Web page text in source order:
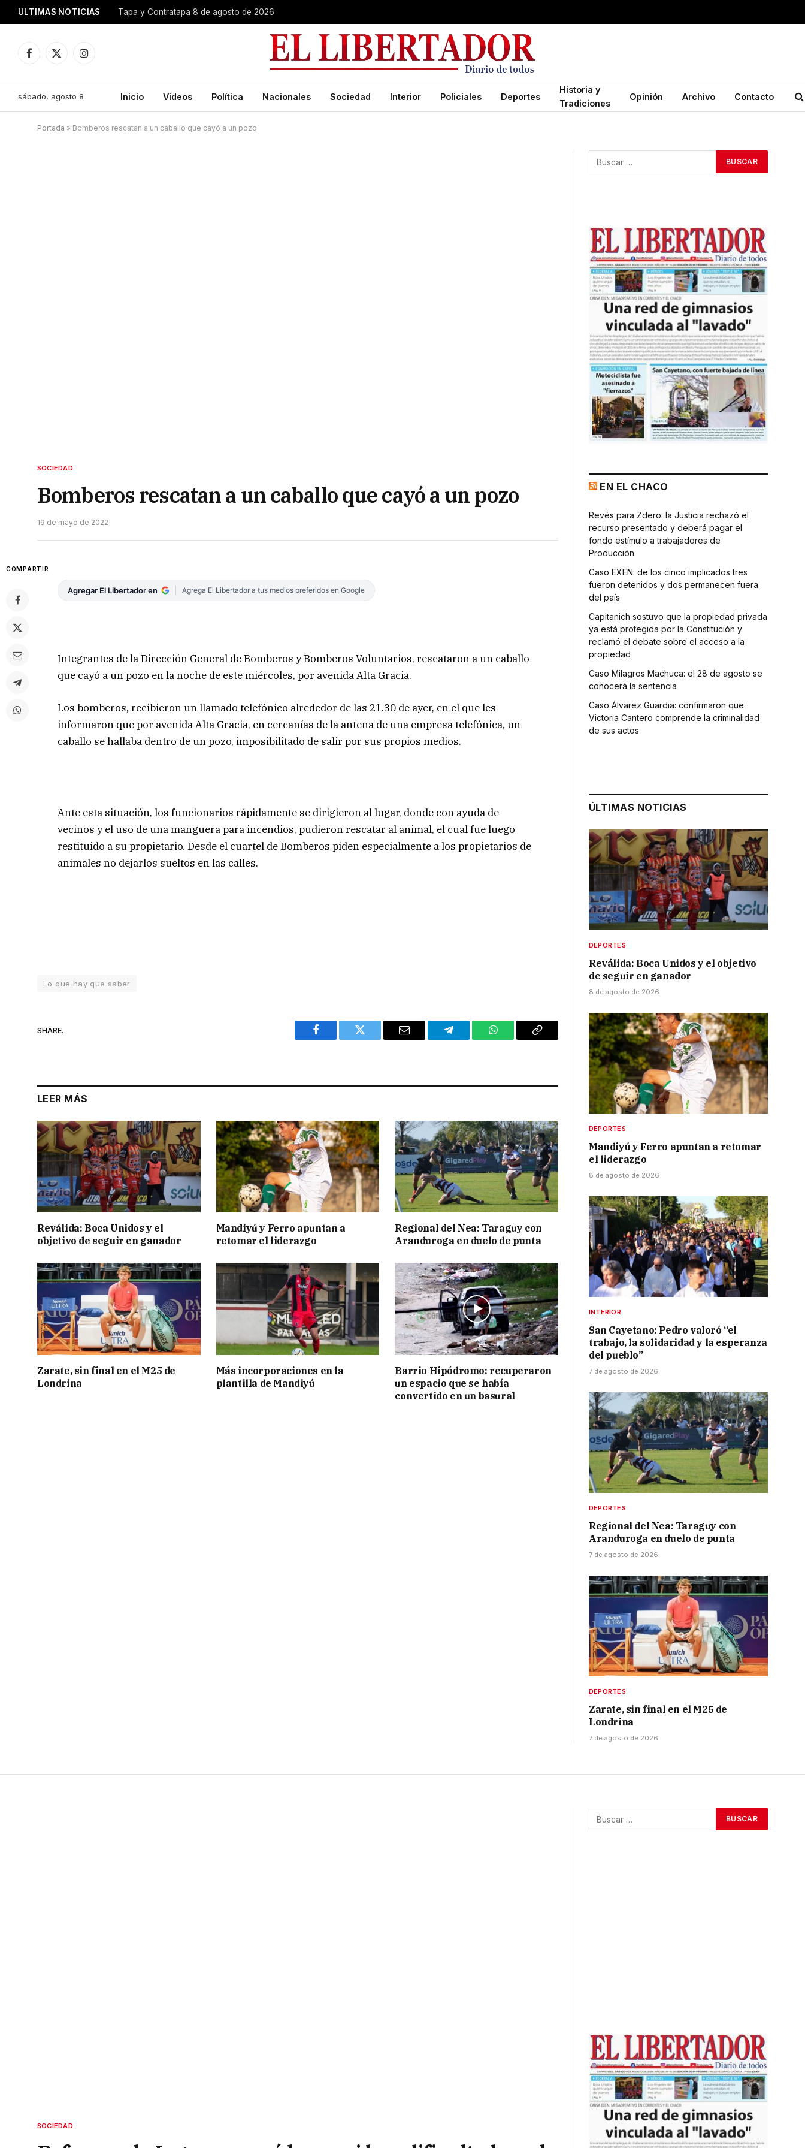
ULTIMAS NOTICIAS Tapa y Contratapa 8 de agosto de 2026
Facebook
X
Instagram
sábado, agosto 8 Inicio Videos Política Nacionales Sociedad Interior Policiales Deportes
Historia y
Tradiciones
Opinión Archivo Contacto
Portada » Bomberos rescatan a un caballo que cayó a un pozo
SOCIEDAD
Bomberos rescatan a un caballo que cayó a un pozo
19 de mayo de 2022
COMPARTIR
Agregar El Libertador en Agrega El Libertador a tus medios preferidos en Google
Integrantes de la Dirección General de Bomberos y Bomberos Voluntarios, rescataron a un caballo
que cayó a un pozo en la noche de este miércoles, por avenida Alta Gracia.
Los bomberos, recibieron un llamado telefónico alrededor de las 21.30 de ayer, en el que les
informaron que por avenida Alta Gracia, en cercanías de la antena de una empresa telefónica, un
caballo se hallaba dentro de un pozo, imposibilitado de salir por sus propios medios.
Ante esta situación, los funcionarios rápidamente se dirigieron al lugar, donde con ayuda de
vecinos y el uso de una manguera para incendios, pudieron rescatar al animal, el cual fue luego
restituido a su propietario. Desde el cuartel de Bomberos piden especialmente a los propietarios de
animales no dejarlos sueltos en las calles.
Lo que hay que saber
SHARE.
Facebook Twitter Email Telegram WhatsAppCopy
LEER MÁS
Reválida: Boca Unidos y el
objetivo de seguir en ganador
Mandiyú y Ferro apuntan a
retomar el liderazgo
Regional del Nea: Taraguy con
Aranduroga en duelo de punta
Zarate, sin final en el M25 de
Londrina
Más incorporaciones en la
plantilla de Mandiyú
Barrio Hipódromo: recuperaron
un espacio que se había
convertido en un basural
EN EL CHACO
Revés para Zdero: la Justicia rechazó el
recurso presentado y deberá pagar el
fondo estímulo a trabajadores de
Producción
Caso EXEN: de los cinco implicados tres
fueron detenidos y dos permanecen fuera
del país
Capitanich sostuvo que la propiedad privada
ya está protegida por la Constitución y
reclamó el debate sobre el acceso a la
propiedad
Caso Milagros Machuca: el 28 de agosto se
conocerá la sentencia
Caso Álvarez Guardia: confirmaron que
Victoria Cantero comprende la criminalidad
de sus actos
ÚLTIMAS NOTICIAS
DEPORTES
Reválida: Boca Unidos y el objetivo
de seguir en ganador
8 de agosto de 2026
DEPORTES
Mandiyú y Ferro apuntan a retomar
el liderazgo
8 de agosto de 2026
INTERIOR
San Cayetano: Pedro valoró “el
trabajo, la solidaridad y la esperanza
del pueblo”
7 de agosto de 2026
DEPORTES
Regional del Nea: Taraguy con
Aranduroga en duelo de punta
7 de agosto de 2026
DEPORTES
Zarate, sin final en el M25 de
Londrina
7 de agosto de 2026
SOCIEDAD